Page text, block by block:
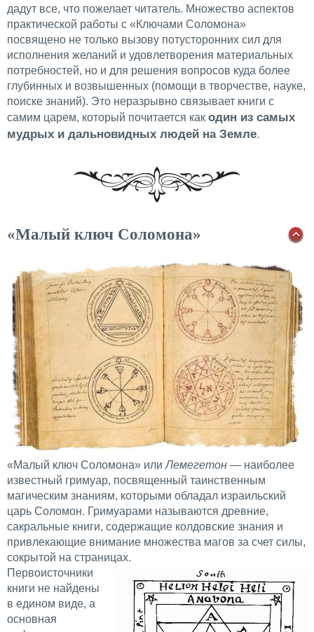
дадут все, что пожелает читатель. Множество аспектов
практической работы с «Ключами Соломона»
посвящено не только вызову потусторонних сил для
исполнения желаний и удовлетворения материальных
потребностей, но и для решения вопросов куда более
глубинных и возвышенных (помощи в творчестве, науке,
поиске знаний). Это неразрывно связывает книги с
самим царем, который почитается как один из самых
мудрых и дальновидных людей на Земле.
«Малый ключ Соломона»
«Малый ключ Соломона» илиЛемегетон — наиболее
известный гримуар, посвященный таинственным
магическим знаниям, которыми обладал израильский
царь Соломон. Гримуарами называются древние,
сакральные книги, содержащие колдовские знания и
привлекающие внимание множества магов за счет силы,
сокрытой на страницах.
Первоисточники
книги не найдены
в едином виде, а
основная